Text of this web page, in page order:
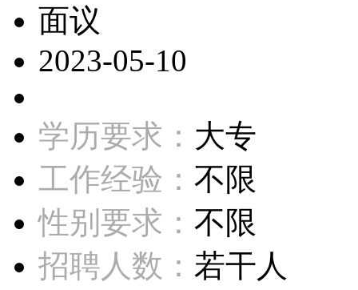
面议
2023-05-10
学历要求： 大专
工作经验： 不限
性别要求： 不限
招聘人数： 若干人